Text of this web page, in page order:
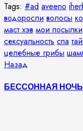
Tags: #ad aveeno
водоросли волосы
маст хэв мои посылки
сексуальность спа
целебные грибы
Продолжить
чтение
Назад
БЕССОННАЯ